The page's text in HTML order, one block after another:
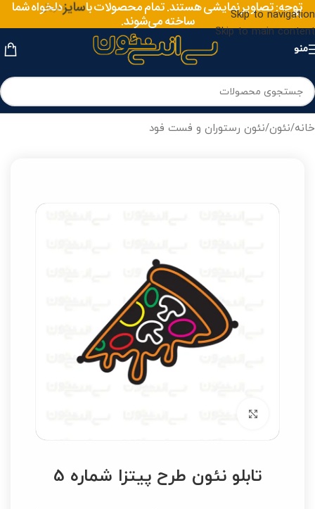
Skip to navigation
Skip to main content
توجه: تصاویر نمایشی هستند. تمام محصولات باسایزدلخواه شما
ساخته می‌شوند.
منو
خانه/نئون/نئون رستوران و فست فود
تابلو نئون طرح پیتزا شماره 5